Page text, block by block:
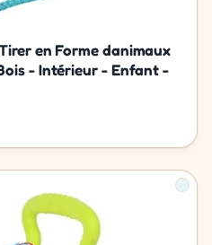
en Forme danimaux
- Intérieur - Enfant -